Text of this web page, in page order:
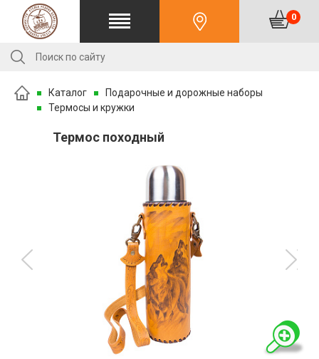
0
Каталог
Подарочные и дорожные наборы
Термосы и кружки
Термос походный